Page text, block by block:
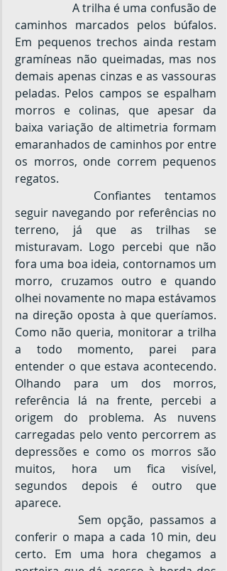
caminhos marcados pelos búfalos.
Em pequenos trechos ainda restam
gramíneas não queimadas, mas nos
demais apenas cinzas e as vassouras
peladas. Pelos campos se espalham
morros e colinas, que apesar da
baixa variação de altimetria formam
emaranhados de caminhos por entre
os morros, onde correm pequenos
regatos.
seguir navegando por referências no
terreno, já que as trilhas se
misturavam. Logo percebi que não
fora uma boa ideia, contornamos um
morro, cruzamos outro e quando
olhei novamente no mapa estávamos
na direção oposta à que queríamos.
Como não queria, monitorar a trilha
a todo momento, parei para
entender o que estava acontecendo.
Olhando para um dos morros,
referência lá na frente, percebi a
origem do problema. As nuvens
carregadas pelo vento percorrem as
depressões e como os morros são
muitos, hora um fica visível,
segundos depois é outro que
aparece.
conferir o mapa a cada 10 min, deu
certo. Em uma hora chegamos a